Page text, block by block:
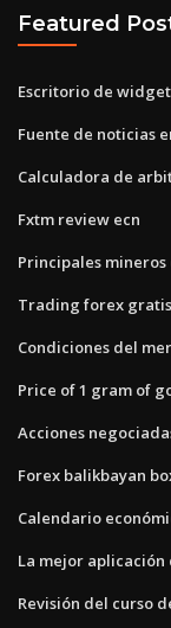
Featured
Escritorio de
Fuente de noticias
Calculadora de
Fxtm review ecn
Principales
Trading forex
Condiciones del
Price of 1 gram of
Acciones
Forex balikbayan
Calendario
La mejor
Revisión del curso